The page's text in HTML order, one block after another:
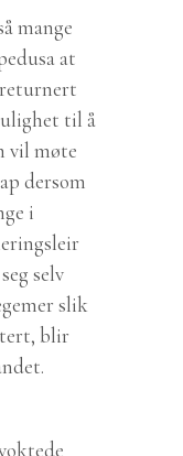
mange
at
til å
vil møte
dersom
i
selv
slik
blir